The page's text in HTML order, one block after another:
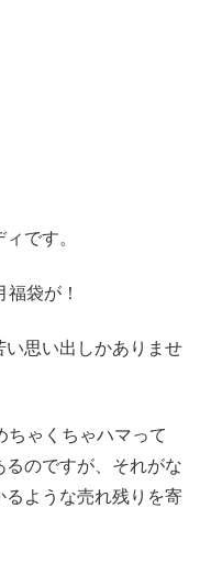
です。
袋が！
い思い出しかありませ
ちゃくちゃハマって
のですが、それがな
るような売れ残りを寄